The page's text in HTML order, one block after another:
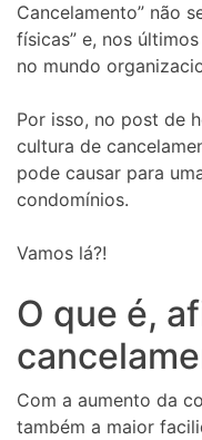
Cancelamento” não
físicas” e, nos
no mundo
Por isso, no post de
cultura de
pode causar para
condomínios.
Vamos lá?!
O que é,
Com a aumento da
também a maior